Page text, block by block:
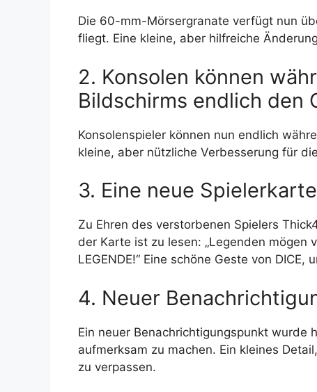
Die 60-mm-Mörsergranate verfügt nun
fliegt. Eine kleine, aber hilfreiche
2. Konsolen können
Bildschirms endlich den
Konsolenspieler können nun endlich
kleine, aber nützliche Verbesserung für
3. Eine neue
Zu Ehren des verstorbenen Spielers
der Karte ist zu lesen: „Legenden mögen
LEGENDE!“ Eine schöne Geste von DICE,
4. Neuer
Ein neuer Benachrichtigungspunkt wurde
aufmerksam zu machen. Ein kleines
zu verpassen.